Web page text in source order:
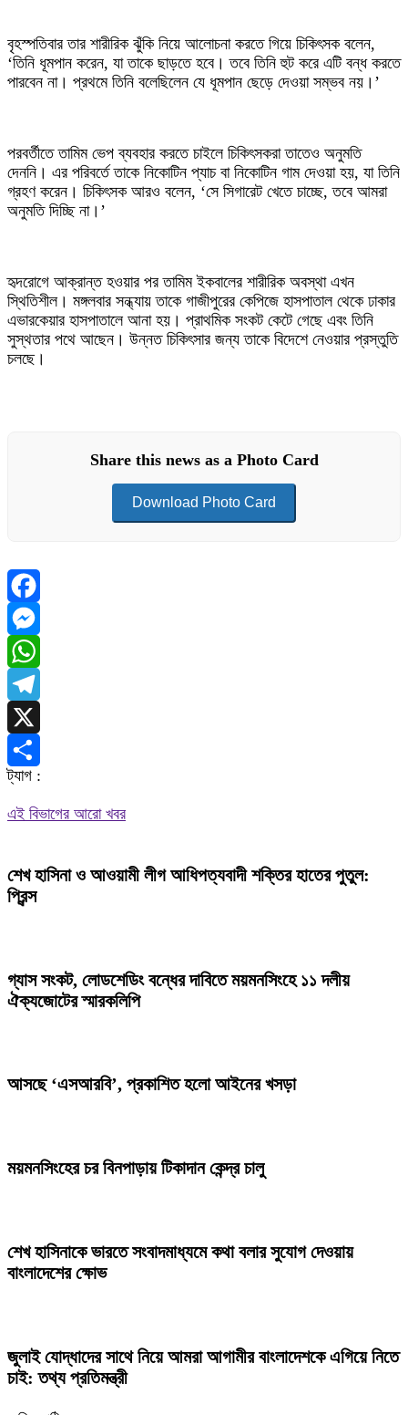
বৃহস্পতিবার তার শারীরিক ঝুঁকি নিয়ে আলোচনা করতে গিয়ে চিকিৎসক বলেন,
‘তিনি ধূমপান করেন, যা তাকে ছাড়তে হবে। তবে তিনি হুট করে এটি বন্ধ করতে
পারবেন না। প্রথমে তিনি বলেছিলেন যে ধূমপান ছেড়ে দেওয়া সম্ভব নয়।’
পরবর্তীতে তামিম ভেপ ব্যবহার করতে চাইলে চিকিৎসকরা তাতেও অনুমতি
দেননি। এর পরিবর্তে তাকে নিকোটিন প্যাচ বা নিকোটিন গাম দেওয়া হয়, যা তিনি
গ্রহণ করেন। চিকিৎসক আরও বলেন, ‘সে সিগারেট খেতে চাচ্ছে, তবে আমরা
অনুমতি দিচ্ছি না।’
হৃদরোগে আক্রান্ত হওয়ার পর তামিম ইকবালের শারীরিক অবস্থা এখন
স্থিতিশীল। মঙ্গলবার সন্ধ্যায় তাকে গাজীপুরের কেপিজে হাসপাতাল থেকে ঢাকার
এভারকেয়ার হাসপাতালে আনা হয়। প্রাথমিক সংকট কেটে গেছে এবং তিনি
সুস্থতার পথে আছেন। উন্নত চিকিৎসার জন্য তাকে বিদেশে নেওয়ার প্রস্তুতি
চলছে।
Share this news as a Photo Card
Download Photo Card
Facebook
Messenger
WhatsApp
Telegram
X
Share
ট্যাগ :
এই বিভাগের আরো খবর
শেখ হাসিনা ও আওয়ামী লীগ আধিপত্যবাদী শক্তির হাতের পুতুল:
প্রিন্স
গ্যাস সংকট, লোডশেডিং বন্ধের দাবিতে ময়মনসিংহে ১১ দলীয়
ঐক্যজোটের স্মারকলিপি
আসছে ‘এসআরবি’, প্রকাশিত হলো আইনের খসড়া
ময়মনসিংহের চর বিনপাড়ায় টিকাদান কেন্দ্র চালু
শেখ হাসিনাকে ভারতে সংবাদমাধ্যমে কথা বলার সুযোগ দেওয়ায়
বাংলাদেশের ক্ষোভ
জুলাই যোদ্ধাদের সাথে নিয়ে আমরা আগামীর বাংলাদেশকে এগিয়ে নিতে
চাই: তথ্য প্রতিমন্ত্রী